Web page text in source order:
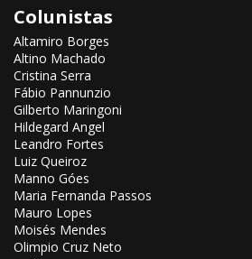
Colunistas
Altamiro Borges
Altino Machado
Cristina Serra
Fábio Pannunzio
Gilberto Maringoni
Hildegard Angel
Leandro Fortes
Luiz Queiroz
Manno Góes
Maria Fernanda Passos
Mauro Lopes
Moisés Mendes
Olimpio Cruz Neto